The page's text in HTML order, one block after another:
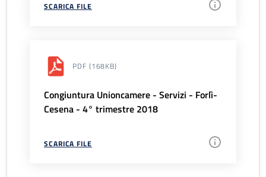
SCARICA FILE
PDF (168KB)
Congiuntura Unioncamere - Servizi - Forlì-
Cesena - 4° trimestre 2018
SCARICA FILE